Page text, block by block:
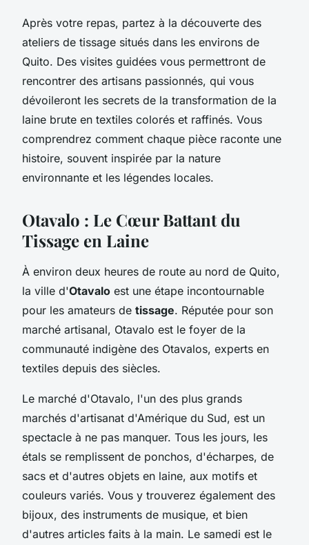
Après votre repas, partez à la découverte des
ateliers de tissage situés dans les environs de
Quito. Des visites guidées vous permettront de
rencontrer des artisans passionnés, qui vous
dévoileront les secrets de la transformation de la
laine brute en textiles colorés et raffinés. Vous
comprendrez comment chaque pièce raconte une
histoire, souvent inspirée par la nature
environnante et les légendes locales.
Otavalo : Le Cœur Battant du
Tissage en Laine
À environ deux heures de route au nord de Quito,
la ville d'Otavalo est une étape incontournable
pour les amateurs de tissage. Réputée pour son
marché artisanal, Otavalo est le foyer de la
communauté indigène des Otavalos, experts en
textiles depuis des siècles.
Le marché d'Otavalo, l'un des plus grands
marchés d'artisanat d'Amérique du Sud, est un
spectacle à ne pas manquer. Tous les jours, les
étals se remplissent de ponchos, d'écharpes, de
sacs et d'autres objets en laine, aux motifs et
couleurs variés. Vous y trouverez également des
bijoux, des instruments de musique, et bien
d'autres articles faits à la main. Le samedi est le